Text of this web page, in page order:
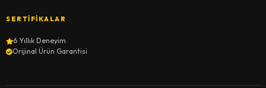
SERTIFIKALAR
6 Yıllık Deneyim
Orijinal Ürün Garantisi